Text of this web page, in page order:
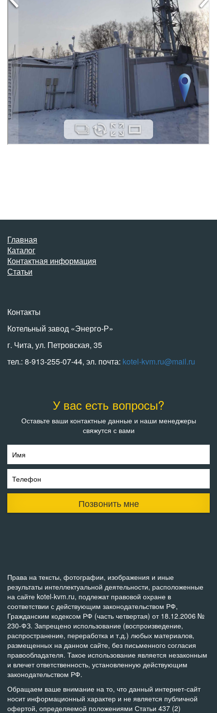
Главная
Каталог
Контактная информация
Статьи
Контакты
Котельный завод «Энерго-Р»
г. Чита, ул. Петровская, 35
тел.: 8-913-255-07-44, эл. почта: kotel-kvm.ru@mail.ru
У вас есть вопросы?
Оставьте ваши контактные данные и наши менеджеры
свяжутся с вами
Имя
Телефон
Позвонить мне
Права на тексты, фотографии, изображения и иные
результаты интеллектуальной деятельности, расположенные
на сайте kotel-kvm.ru, подлежат правовой охране в
соответствии с действующим законодательством РФ,
Гражданским кодексом РФ (часть четвертая) от 18.12.2006 №
230-ФЗ. Запрещено использование (воспроизведение,
распространение, переработка и т.д.) любых материалов,
размещенных на данном сайте, без письменного согласия
правообладателя. Такое использование является незаконным
и влечет ответственность, установленную действующим
законодательством РФ.
Обращаем ваше внимание на то, что данный интернет-сайт
носит информационный характер и не является публичной
офертой, определяемой положениями Статьи 437 (2)